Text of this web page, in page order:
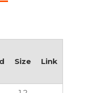
Size Link